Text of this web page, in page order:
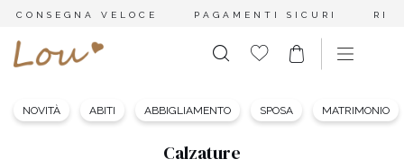
CONSEGNA VELOCE PAGAMENTI SICURI
NOVITÀ ABITI ABBIGLIAMENTO SPOSA MATRIMONIO
Calzature